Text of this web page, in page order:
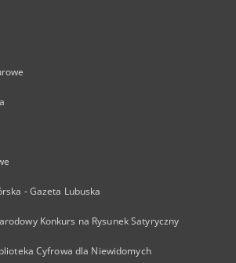
- Gazeta Lubuska
Konkurs na Rysunek Satyryczny
Cyfrowa dla Niewidomych